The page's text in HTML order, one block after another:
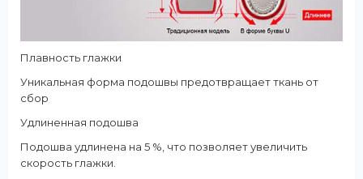
Плавность глажки
Уникальная форма подошвы предотвращает ткань от
сбор
Удлиненная подошва
Подошва удлинена на 5 %, что позволяет увеличить
скорость глажки.